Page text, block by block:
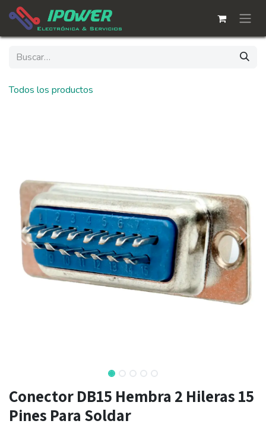
Ir al contenido
Todos los productos
Conector DB15 Hembra 2 Hileras 15
Pines Para Soldar